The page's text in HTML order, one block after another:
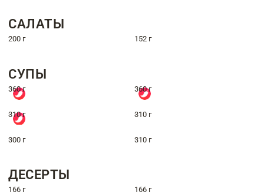
САЛАТЫ
200 г 152 г
СУПЫ
360 г 360 г
310 г 310 г
300 г 310 г
ДЕСЕРТЫ
166 г 166 г